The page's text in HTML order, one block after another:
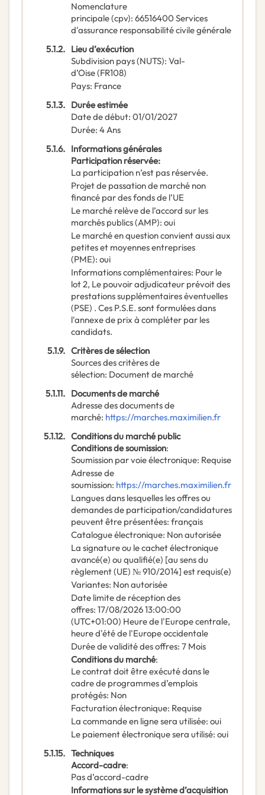
Nomenclature
principale(cpv): 66516400 Services
d'assurance responsabilité civile générale
5.1.2. Lieu d’exécution
Subdivision pays (NUTS): Val-
d’Oise(FR108)
Pays: France
5.1.3. Durée estimée
Date de début: 01/01/2027
Durée: 4Ans
5.1.6. Informations générales
Participation réservée:
La participation n’est pas réservée.
Projet de passation de marché non
financé par des fonds de l’UE
Le marché relève de l’accord sur les
marchés publics (AMP): oui
Le marché en question convient aussi aux
petites et moyennes entreprises
(PME): oui
Informations complémentaires: Pour le
lot 2, Le pouvoir adjudicateur prévoit des
prestations supplémentaires éventuelles
(PSE) . Ces P.S.E. sont formulées dans
l'annexe de prix à compléter par les
candidats.
5.1.9. Critères de sélection
Sources des critères de
sélection: Document de marché
5.1.11. Documents de marché
Adresse des documents de
marché: https://marches.maximilien.fr
5.1.12. Conditions du marché public
Conditions de soumission:
Soumission par voie électronique: Requise
Adresse de
soumission: https://marches.maximilien.fr
Langues dans lesquelles les offres ou
demandes de participation/candidatures
peuvent être présentées: français
Catalogue électronique: Non autorisée
La signature ou le cachet électronique
avancé(e) ou qualifié(e) [au sens du
règlement (UE) № 910/2014] est requis(e)
Variantes: Non autorisée
Date limite de réception des
offres: 17/08/202613:00:00
(UTC+01:00) Heure de l'Europe centrale,
heure d'été de l'Europe occidentale
Durée de validité des offres: 7 Mois
Conditions du marché:
Le contrat doit être exécuté dans le
cadre de programmes d’emplois
protégés: Non
Facturation électronique: Requise
La commande en ligne sera utilisée: oui
Le paiement électronique sera utilisé: oui
5.1.15. Techniques
Accord-cadre:
Pas d’accord-cadre
Informations sur le système d’acquisition